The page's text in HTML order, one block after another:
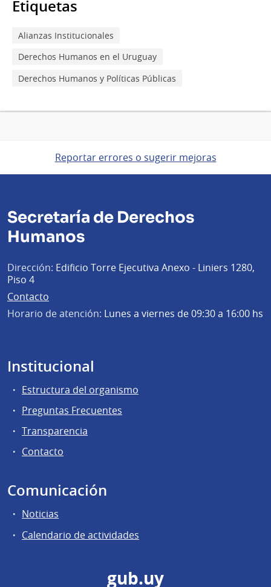
Etiquetas
Alianzas Institucionales
Derechos Humanos en el Uruguay
Derechos Humanos y Políticas Públicas
Reportar errores o sugerir mejoras
Secretaría de Derechos
Humanos
Dirección: Edificio Torre Ejecutiva Anexo - Liniers 1280,
Piso 4
Contacto
Horario de atención: Lunes a viernes de 09:30 a 16:00 hs
Institucional
Estructura del organismo
Preguntas Frecuentes
Transparencia
Contacto
Comunicación
Noticias
Calendario de actividades
gub.uy